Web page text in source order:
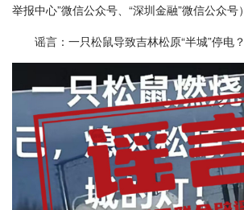
举报中心”微信公众号、“深圳金融”微信公众号）
谣言：一只松鼠导致吉林松原“半城”停电？